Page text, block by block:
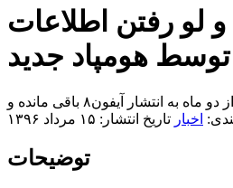
آیفون ۸ و لو رفتن اطلاعات
توسط هومپاد جدید
اخبار تاریخ انتشار: ۱۵ مرداد ۱۳۹۶
توضیحات